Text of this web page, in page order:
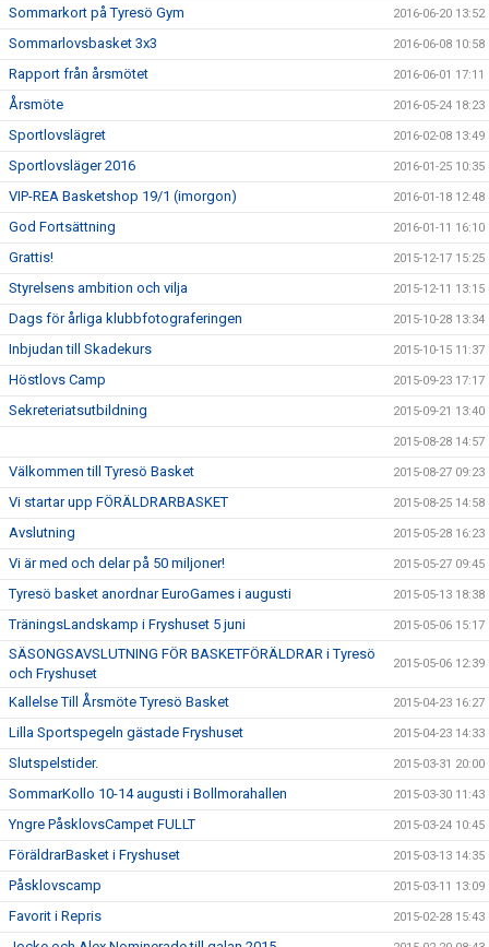
Sommarkort på Tyresö Gym 2016-06-20 13:52
Sommarlovsbasket 3x3 2016-06-08 10:58
Rapport från årsmötet 2016-06-01 17:11
Årsmöte 2016-05-24 18:23
Sportlovslägret 2016-02-08 13:49
Sportlovsläger 2016 2016-01-25 10:35
VIP-REA Basketshop 19/1 (imorgon) 2016-01-18 12:48
God Fortsättning 2016-01-11 16:10
Grattis! 2015-12-17 15:25
Styrelsens ambition och vilja 2015-12-11 13:15
Dags för årliga klubbfotograferingen 2015-10-28 13:34
Inbjudan till Skadekurs 2015-10-15 11:37
Höstlovs Camp 2015-09-23 17:17
Sekreteriatsutbildning 2015-09-21 13:40
2015-08-28 14:57
Välkommen till Tyresö Basket 2015-08-27 09:23
Vi startar upp FÖRÄLDRARBASKET 2015-08-25 14:58
Avslutning 2015-05-28 16:23
Vi är med och delar på 50 miljoner! 2015-05-27 09:45
Tyresö basket anordnar EuroGames i augusti 2015-05-13 18:38
TräningsLandskamp i Fryshuset 5 juni 2015-05-06 15:17
SÄSONGSAVSLUTNING FÖR BASKETFÖRÄLDRAR i Tyresö
och Fryshuset
2015-05-06 12:39
Kallelse Till Årsmöte Tyresö Basket 2015-04-23 16:27
Lilla Sportspegeln gästade Fryshuset 2015-04-23 14:33
Slutspelstider. 2015-03-31 20:00
SommarKollo 10-14 augusti i Bollmorahallen 2015-03-30 11:43
Yngre PåsklovsCampet FULLT 2015-03-24 10:45
FöräldrarBasket i Fryshuset 2015-03-13 14:35
Påsklovscamp 2015-03-11 13:09
Favorit i Repris 2015-02-28 15:43